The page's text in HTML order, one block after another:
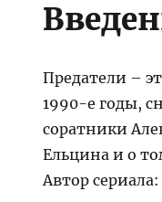
Предатели –
1990-е годы,
соратники
Ельцина и о
Автор